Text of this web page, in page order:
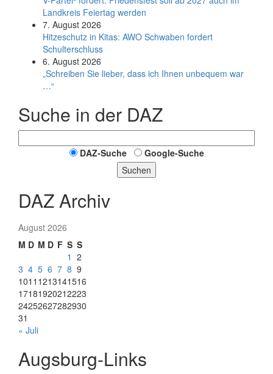
Land­kreis Feier­tag werden
7. August 2026
Hitzeschutz in Kitas: AWO Schwaben fordert
Schulterschluss
6. August 2026
„Schreiben Sie lieber, dass ich Ihnen unbequem war
…“
Suche in der DAZ
DAZ-Suche
Google-Suche
Suchen
DAZ Archiv
August 2026
M D M D F S S
1 2
3 4 5 6 7 8 9
1011 1213141516
17181920212223
24252627282930
31
« Juli
Augsburg-Links